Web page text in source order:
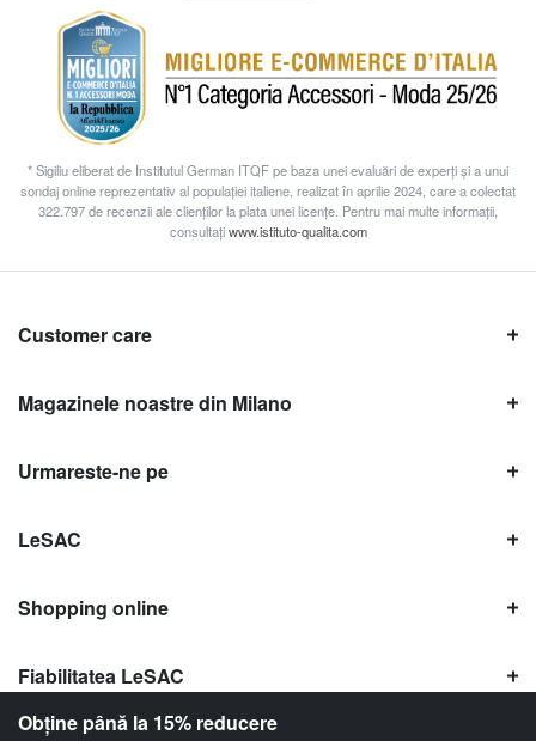
Obține până la 15% reducere
* Sigiliu eliberat de Institutul German ITQF pe baza unei evaluări de experți și a unui
sondaj online reprezentativ al populației italiene, realizat în aprilie 2024, care a colectat
322.797 de recenzii ale clienților la plata unei licențe. Pentru mai multe informații,
consultațiwww.istituto-qualita.com
Customer care
Magazinele noastre din Milano
Urmareste-ne pe
LeSAC
Shopping online
Fiabilitatea LeSAC